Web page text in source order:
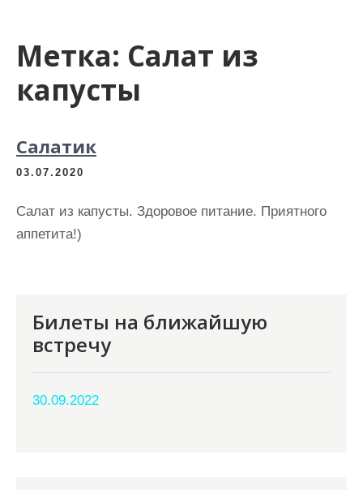
Метка: Салат из
капусты
Салатик
03.07.2020
Салат из капусты. Здоровое питание. Приятного
аппетита!)
Билеты на ближайшую
встречу
30.09.2022